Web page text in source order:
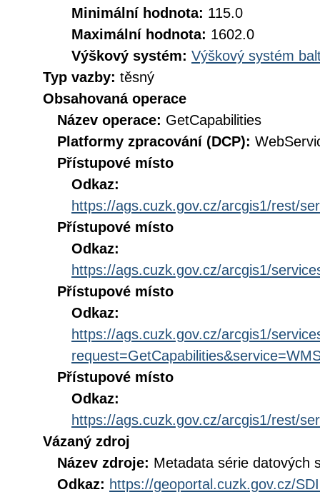
Minimální hodnota: 115.0
Maximální hodnota: 1602.0
Výškový systém: Výškový systém
Typ vazby: těsný
Obsahovaná operace
Název operace: GetCapabilities
Platformy zpracování (DCP):
Přístupové místo
Odkaz:
https://ags.cuzk.gov.cz/arcgis1/rest/
Přístupové místo
Odkaz:
https://ags.cuzk.gov.cz/arcgis1/
Přístupové místo
Odkaz:
https://ags.cuzk.gov.cz/arcgis1/
Přístupové místo
Odkaz:
https://ags.cuzk.gov.cz/arcgis1/rest/
Vázaný zdroj
Název zdroje: Metadata série datových
Odkaz: https://geoportal.cuzk.gov.cz/